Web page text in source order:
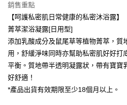
運送方式
全家取貨付款（出貨後3~5天送達門市）
每筆NT$65，滿NT$599(含以上)免運費
付款後全家取貨（出貨後3~5天送達門
每筆NT$65，滿NT$599(含以上)免運費
銷售重點
【呵護私密肌日常健康的私密沐浴露】
菁萃潔浴凝露[日用型]
添加乳酸成分及鼠尾草等植物菁萃，質
用，舒緩淨味同時亦幫助私密肌好好打
平衡。質地帶半透明凝露狀，帶有寶寶
好舒適！
*產品出貨有效期限至少18個月以上。